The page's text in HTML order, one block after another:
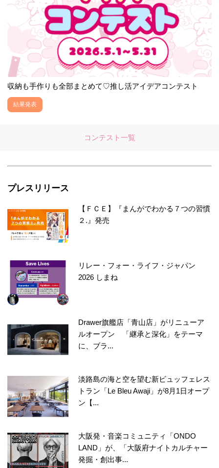
収納も手作りも全部まとめて♡推し活アイデアコンテスト
結果発表
コンテスト一覧
プレスリリース
【ＦＣＥ】『まんがでわかる７つの習慣
２.』発売
リレー・フォー・ライフ・ジャパン
2026 しまね
Drawer旗艦店「青山店」がリニューア
ルオープン 「継承と深化」をテーマ
に、ブラ...
淡路島の海と空を望む新ビュッフェレス
トラン「Le Bleu Awaji」が8月1日オープ
ン【...
大阪発・音楽コミュニティ「ONDO
LAND」が、「大阪府ナイトカルチャー
発掘・創出事...